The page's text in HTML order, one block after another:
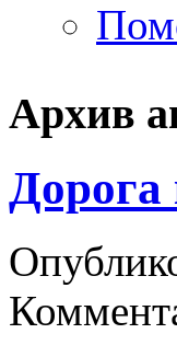
Архив
Дорога